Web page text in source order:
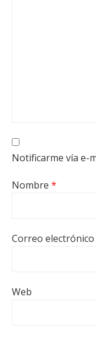
Notificarme vía e-
Nombre *
Correo electrónico
Web